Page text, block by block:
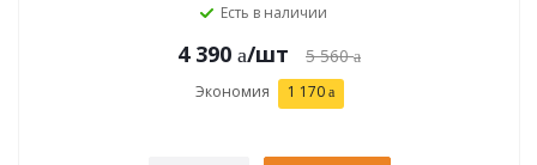
Есть в наличии
4 390 /шт 5 560
Экономия 1 170